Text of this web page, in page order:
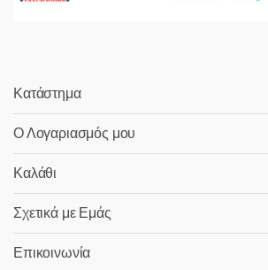
Κατάστημα
Ο Λογαριασμός μου
Καλάθι
Σχετικά με Εμάς
Επικοινωνία